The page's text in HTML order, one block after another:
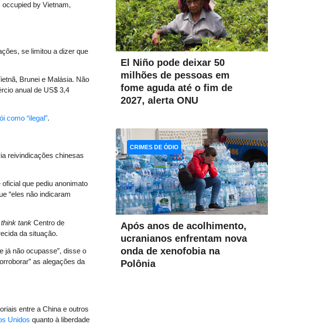
by Vietnam,
se limitou a dizer que
Brunei e Malásia. Não
anual de US$ 3,4
como “ilegal”.
reivindicações chinesas
que pediu anonimato
“eles não indicaram
think tank Centro de
da situação.
já não ocupasse”, disse o
as alegações da
entre a China e outros
Unidos quanto à liberdade
El Niño pode deixar 50
milhões de pessoas em
fome aguda até o fim de
2027, alerta ONU
Após anos de acolhimento,
ucranianos enfrentam nova
onda de xenofobia na
Polônia
CRIMES DE ÓDIO